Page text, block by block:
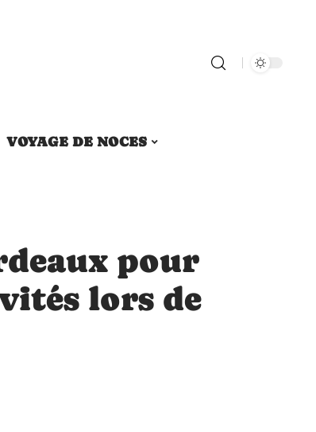
VOYAGE DE NOCES
pour
lors de